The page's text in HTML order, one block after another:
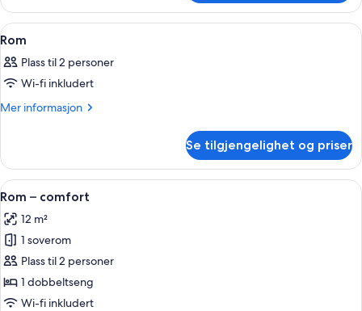
–
superior
Åpne
alle
bildene
av
Rom
Sengetøy av topp kvalitet, minibar,
12
Rom
Plass til 2 personer
Wi-fi inkludert
Mer informasjon
Mer
Se tilgjengelighet og priser
Åpne
alle
bildene
av
Rom
–
comfort
Rom – comfort | Sengetøy av topp
7
Rom – comfort
12 m²
1 soverom
Plass til 2 personer
1 dobbeltseng
Wi-fi inkludert